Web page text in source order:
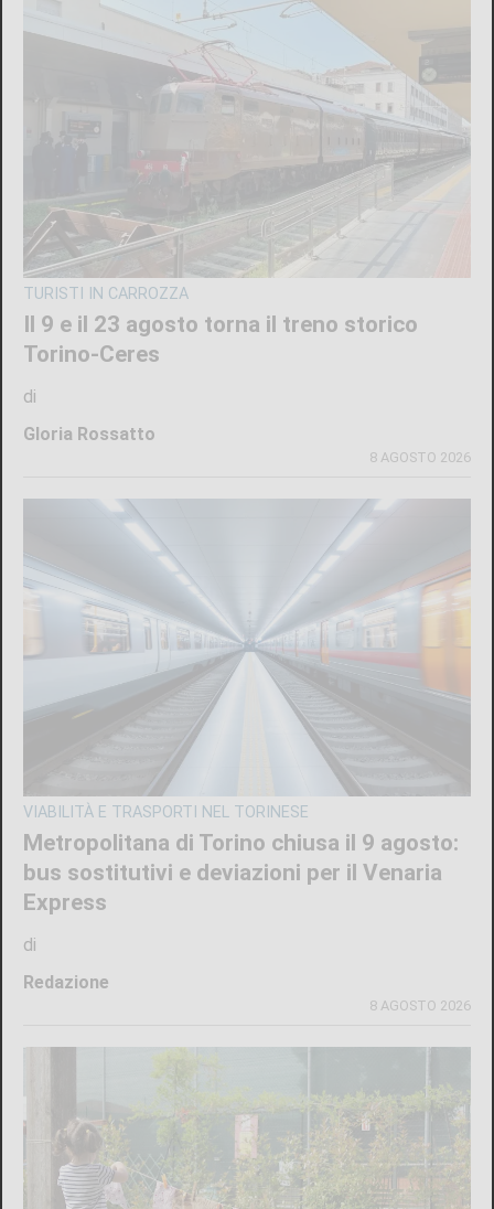
IL NOTO ATTORE
Luca Argentero sostiene Sergio:
“Ridiamogli la libertà” con un montascale
di
Angela Pastore
9 AGOSTO 2026
L'INIZIATIVA CULTURALE NEL TERRITORIO
La biblioteca di Varisella rinasce con 600
nuovi libri: il primo corso a fine settembre
Redazione
9 AGOSTO 2026
GIOVANI IN TV